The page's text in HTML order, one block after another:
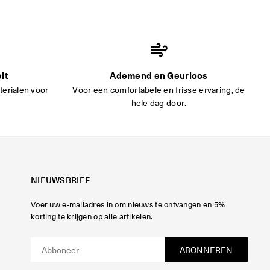
voor
Ademend en Geurloos
Voor een comfortabele en frisse ervaring, de
hele dag door.
NIEUWSBRIEF
Voer uw e-mailadres in om nieuws te ontvangen en 5%
korting te krijgen op alle artikelen.
ABONNEREN